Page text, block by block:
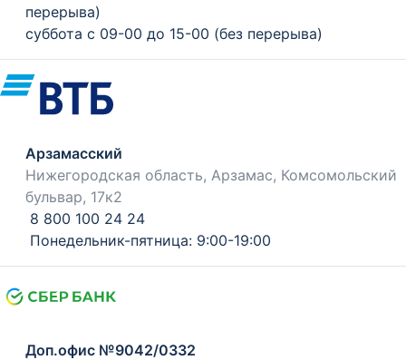
перерыва)
суббота с 09-00 до 15-00 (без перерыва)
Арзамасский
Нижегородская область, Арзамас, Комсомольский
бульвар, 17к2
8 800 100 24 24
Понедельник-пятница: 9:00-19:00
Доп.офис №9042/0332